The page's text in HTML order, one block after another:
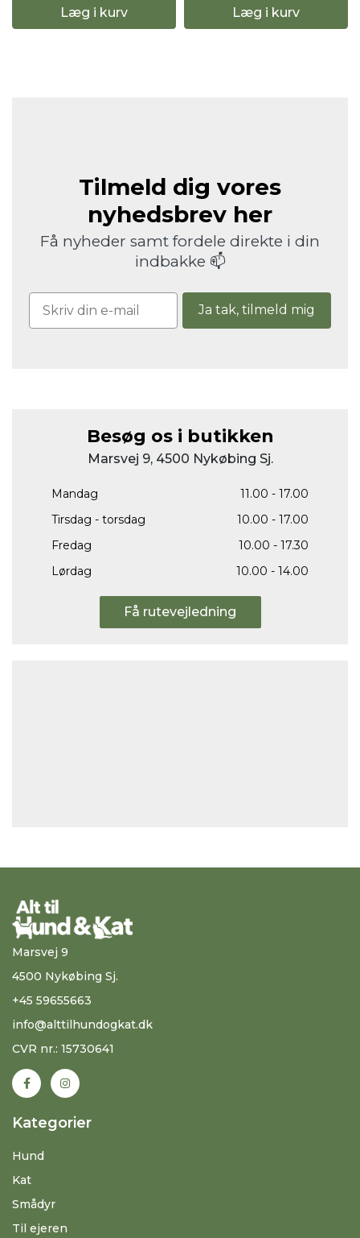
Læg i kurv Læg i kurv
Tilmeld dig vores
nyhedsbrev her
Få nyheder samt fordele direkte i din
indbakke 📫
Ja tak, tilmeld mig
Besøg os i butikken
Marsvej 9, 4500 Nykøbing Sj.
Mandag
11.00 - 17.00
Tirsdag - torsdag
10.00 - 17.00
Fredag
10.00 - 17.30
Lørdag
10.00 - 14.00
Få rutevejledning
Marsvej 9
4500 Nykøbing Sj.
+45 59655663
info@alttilhundogkat.dk
CVR nr.: 15730641
Kategorier
Hund
Kat
Smådyr
Til ejeren